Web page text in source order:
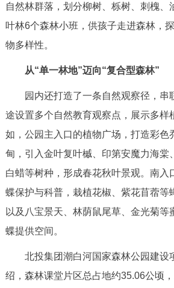
自然林群落，划分柳树、栎树、刺槐、
叶林6个森林小班，供孩子走进森林，
物多样性。
从“单一林地”迈向“复合型森林”
园内还打造了一条自然观察径，串
途设置多个自然教育观察点，展示多样
如，公园主入口的植物广场，打造彩色
甸，引入金叶复叶槭、印第安魔力海棠
白蜡等树种，形成春花秋叶景观。南入
蝶保护与科普，栽植花椒、紫花苜蓿等
以及八宝景天、林荫鼠尾草、金光菊等
蝶提供空间。
北投集团潮白河国家森林公园建设
绍，森林课堂片区总占地约35.06公顷